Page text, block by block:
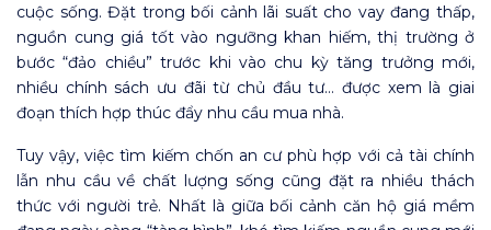
cuộc sống. Đặt trong bối cảnh lãi suất cho vay đang thấp,
nguồn cung giá tốt vào ngưỡng khan hiếm, thị trường ở
bước “đảo chiều” trước khi vào chu kỳ tăng trưởng mới,
nhiều chính sách ưu đãi từ chủ đầu tư… được xem là giai
đoạn thích hợp thúc đẩy nhu cầu mua nhà.
Tuy vậy, việc tìm kiếm chốn an cư phù hợp với cả tài chính
lẫn nhu cầu về chất lượng sống cũng đặt ra nhiều thách
thức với người trẻ. Nhất là giữa bối cảnh căn hộ giá mềm